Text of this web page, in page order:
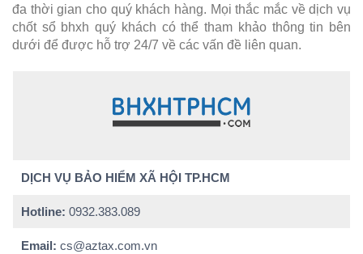
đa thời gian cho quý khách hàng. Mọi thắc mắc về dịch vụ
chốt sổ bhxh quý khách có thể tham khảo thông tin bên
dưới để được hỗ trợ 24/7 về các vấn đề liên quan.
DỊCH VỤ BẢO HIỂM XÃ HỘI TP.HCM
Hotline: 0932.383.089
Email: cs@aztax.com.vn